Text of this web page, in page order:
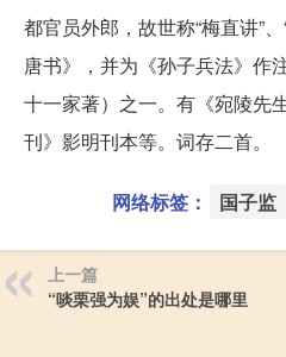
都官员外郎，故世称“梅直讲”
唐书》，并为《孙子兵法》作
十一家著）之一。有《宛陵先
刊》影明刊本等。词存二首。
网络标签： 国子监
上一篇
“啖栗强为娱”的出处是哪里